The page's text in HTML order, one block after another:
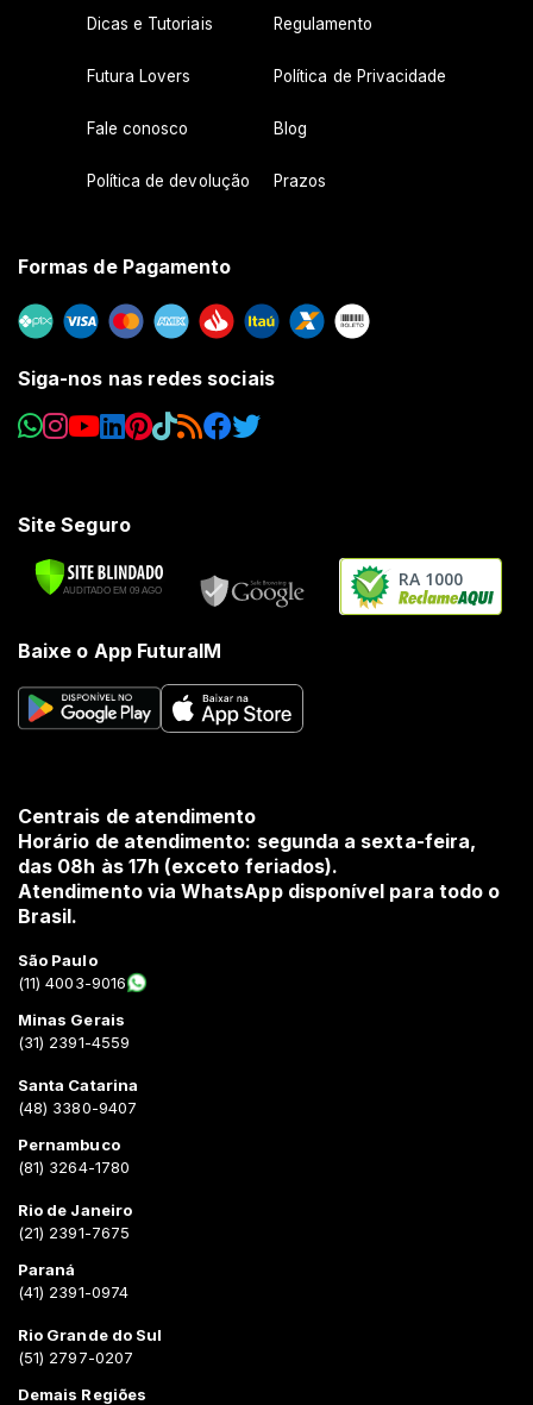
Dicas e Tutoriais Regulamento
Futura Lovers Política de Privacidade
Fale conosco Blog
Política de devolução Prazos
Formas de Pagamento
Siga-nos nas redes sociais
Site Seguro
RA 1000
Baixe o App FuturaIM
Centrais de atendimento
Horário de atendimento: segunda a sexta-feira,
das 08h às 17h (exceto feriados).
Atendimento via WhatsApp disponível para todo o
Brasil.
São Paulo
(11) 4003-9016
Minas Gerais
(31) 2391-4559
Santa Catarina
(48) 3380-9407
Pernambuco
(81) 3264-1780
Rio de Janeiro
(21) 2391-7675
Paraná
(41) 2391-0974
Rio Grande do Sul
(51) 2797-0207
Demais Regiões